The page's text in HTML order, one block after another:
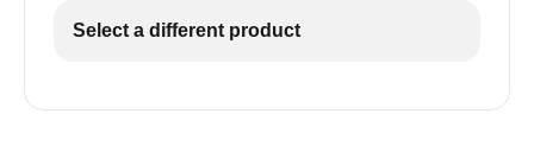
Select a different product